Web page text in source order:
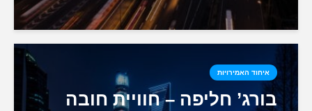
איחוד האמירויות
בורג’ חליפה – חוויית חובה